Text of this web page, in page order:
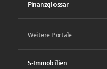
Finanzglossar
Weitere Portale
S-Immobilien